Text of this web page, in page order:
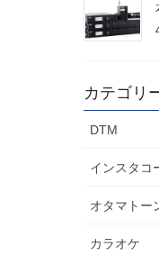
カテゴリ
DTM
インスタコ
オタマトー
カラオケ